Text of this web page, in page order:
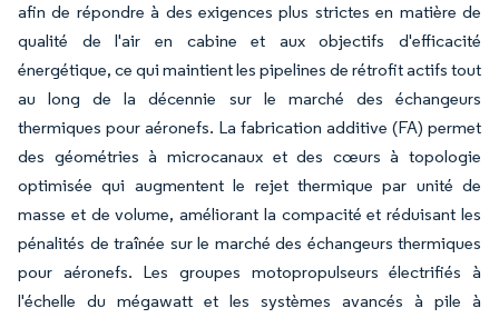
afin de répondre à des exigences plus strictes en matière de
qualité de l'air en cabine et aux objectifs d'efficacité
énergétique, ce qui maintient les pipelines de rétrofit actifs tout
au long de la décennie sur le marché des échangeurs
thermiques pour aéronefs. La fabrication additive (FA) permet
des géométries à microcanaux et des cœurs à topologie
optimisée qui augmentent le rejet thermique par unité de
masse et de volume, améliorant la compacité et réduisant les
pénalités de traînée sur le marché des échangeurs thermiques
pour aéronefs. Les groupes motopropulseurs électrifiés à
l'échelle du mégawatt et les systèmes avancés à pile à